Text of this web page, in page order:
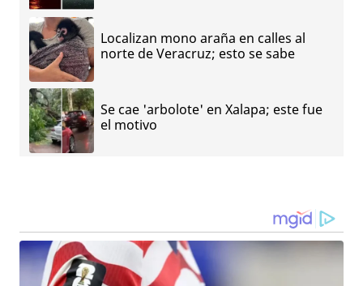
Localizan mono araña en calles al
norte de Veracruz; esto se sabe
Se cae 'arbolote' en Xalapa; este fue
el motivo